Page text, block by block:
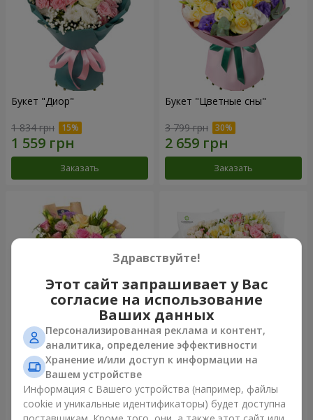
Букет "Диор"
1 834 грн
Заказать
Букет "Цветные сны"
3 799 грн
Заказать
Букет "Цветочное Selfie!"
2 234 грн
Заказать
Букет "Крещатик"
Заказать
Здравствуйте!
Этот сайт запрашивает у Вас
согласие на использование
Ваших данных
Персонализированная реклама и контент,
аналитика, определение эффективности
Хранение и/или доступ к информации на
Вашем устройстве
Информация с Вашего устройства (например, файлы
cookie и уникальные идентификаторы) будет доступна